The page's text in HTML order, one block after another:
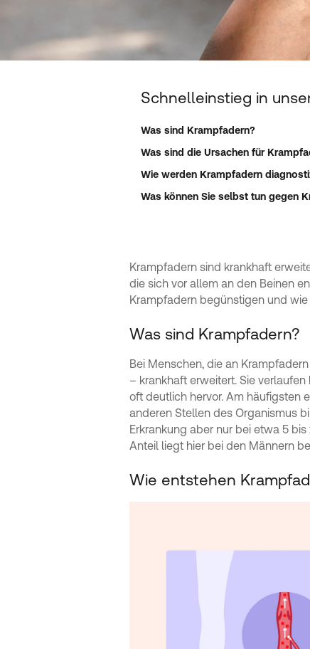
Schnelleinstieg in
Was sind Krampfadern?
Was sind die Ursachen für
Wie werden Krampfadern
Was können Sie selbst tun gegen
Krampfadern sind krankhaft
die sich vor allem an den Beinen
Krampfadern begünstigen und
Was sind Krampfadern?
Bei Menschen, die an
– krankhaft erweitert. Sie
oft deutlich hervor. Am häufigsten
anderen Stellen des Organismus
Erkrankung aber nur bei etwa 5
Anteil liegt hier bei den Männern
Wie entstehen